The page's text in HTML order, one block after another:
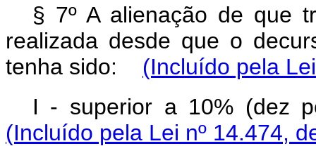
§ 7º A alienação de que
realizada desde que o
tenha sido: (Incluído pela
I - superior a 10% (dez
(Incluído pela Lei nº 14.474,